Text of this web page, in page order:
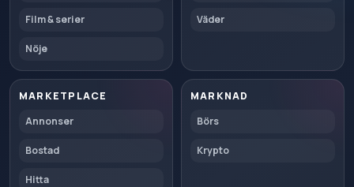
Film & serier
Nöje
Väder
MARKETPLACE
Annonser
Bostad
Hitta
MARKNAD
Börs
Krypto